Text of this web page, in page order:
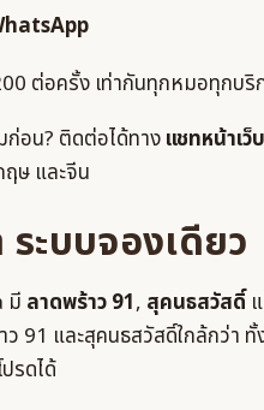
ต่อครั้ง เท่ากันทุกหมอทุกบริ
อน? ติดต่อได้ทางแชทหน้าเว็บ
ษ และจีน
ระบบจองเดียว
มี ลาดพร้าว 91, สุคนธสวัสดิ์
ว 91 และสุคนธสวัสดิ์ใกล้กว่า
รดได้